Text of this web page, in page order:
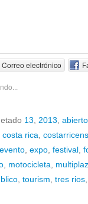
Correo electrónico
13 2013 abierto
costa rica
evento expo festival
motocicleta
tourism tres rios